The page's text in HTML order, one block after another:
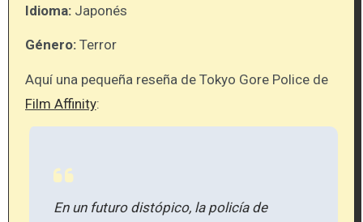
Idioma: Japonés
Género:Terror
Aquí una pequeña reseña de Tokyo Gore Police de
Film Affinity:
En un futuro distópico, la policía de